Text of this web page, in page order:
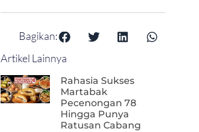
Bagikan:
Artikel Lainnya
Rahasia Sukses
Martabak
Pecenongan 78
Hingga Punya
Ratusan Cabang